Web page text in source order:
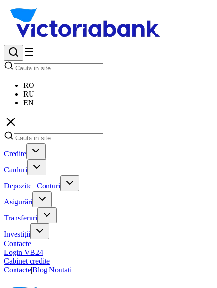
RO
RU
EN
Credite
Carduri
Depozite | Conturi
Asigurări
Transferuri
Investiții
Contacte
Login VB24
Cabinet credite
Contacte|Blog|Noutati